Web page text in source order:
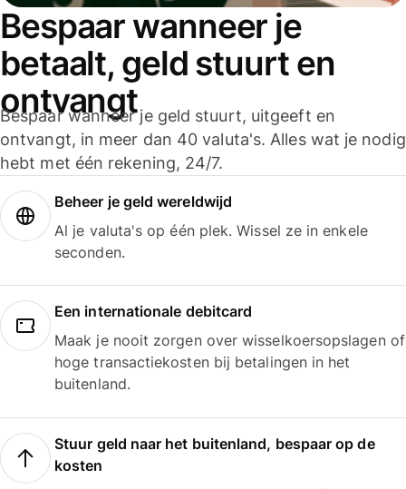
Bespaar wanneer je
betaalt, geld stuurt en
ontvangt
Bespaar wanneer je geld stuurt, uitgeeft en
ontvangt, in meer dan 40 valuta's. Alles wat je nodig
hebt met één rekening, 24/7.
Beheer je geld wereldwijd
Al je valuta's op één plek. Wissel ze in enkele
seconden.
Een internationale debitcard
Maak je nooit zorgen over wisselkoersopslagen of
hoge transactiekosten bij betalingen in het
buitenland.
Stuur geld naar het buitenland, bespaar op de
kosten